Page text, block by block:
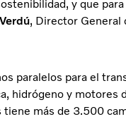
y que
, Director General
paralelos para el
hidrógeno y motores
más de 3.500